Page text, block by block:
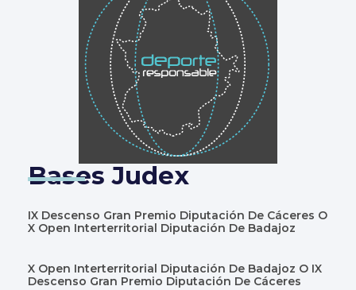
Bases Judex
IX Descenso Gran Premio Diputación De Cáceres O
X Open Interterritorial Diputación De Badajoz
X Open Interterritorial Diputación De Badajoz O IX
Descenso Gran Premio Diputación De Cáceres